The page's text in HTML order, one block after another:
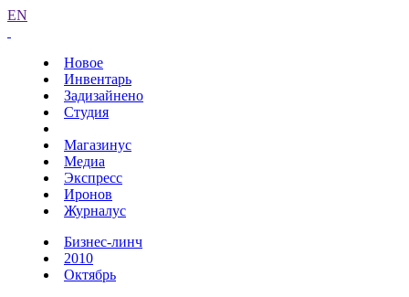
EN
Новое
Инвентарь
Задизайнено
Студия
Магазинус
Медиа
Экспресс
Иронов
Журналус
Бизнес-линч
2010
Октябрь